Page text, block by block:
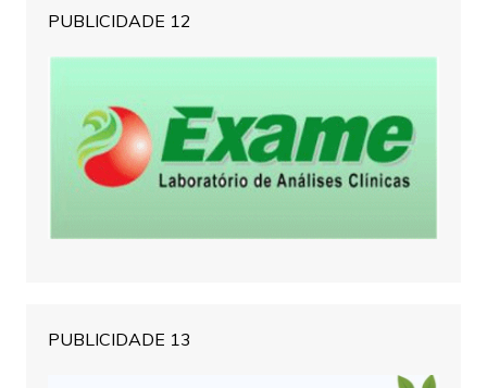
PUBLICIDADE 12
PUBLICIDADE 13